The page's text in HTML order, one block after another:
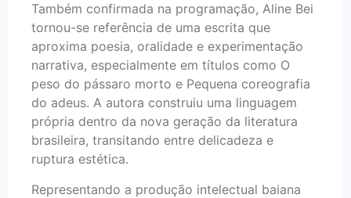
Também confirmada na programação, Aline Bei
tornou-se referência de uma escrita que
aproxima poesia, oralidade e experimentação
narrativa, especialmente em títulos como O
peso do pássaro morto e Pequena coreografia
do adeus. A autora construiu uma linguagem
própria dentro da nova geração da literatura
brasileira, transitando entre delicadeza e
ruptura estética.
Representando a produção intelectual baiana